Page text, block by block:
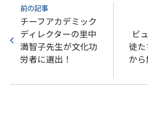
前の記事
チーフアカデミック
ディレクターの里中
満智子先生が文化功
労者に選出！
ビ
徒
か